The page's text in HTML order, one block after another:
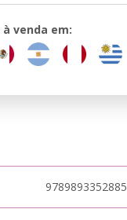
venda em:
9789893352885